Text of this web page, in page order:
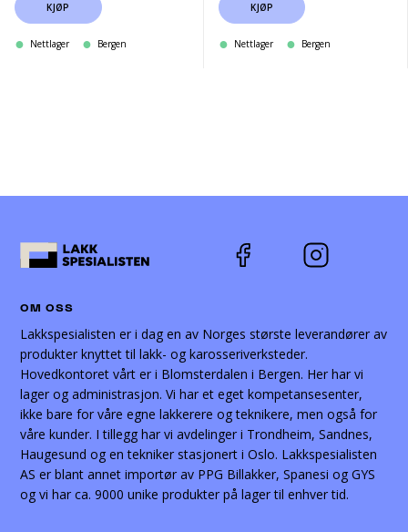
KJØP
Nettlager Bergen
KJØP
Nettlager Bergen
OM OSS
Lakkspesialisten er i dag en av Norges største leverandører av
produkter knyttet til lakk- og karosseriverksteder.
Hovedkontoret vårt er i Blomsterdalen i Bergen. Her har vi
lager og administrasjon. Vi har et eget kompetansesenter,
ikke bare for våre egne lakkerere og teknikere, men også for
våre kunder. I tillegg har vi avdelinger i Trondheim, Sandnes,
Haugesund og en tekniker stasjonert i Oslo. Lakkspesialisten
AS er blant annet importør av PPG Billakker, Spanesi og GYS
og vi har ca. 9000 unike produkter på lager til enhver tid.